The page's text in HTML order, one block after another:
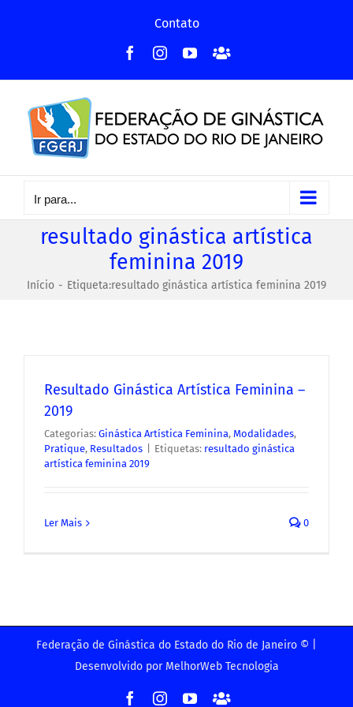
conteúdo
Contato
FacebookInstagram
YouTubeFacebook
Grupo
Ir para...
resultado ginástica artística
feminina 2019
Início Etiqueta:resultado ginástica artística feminina 2019
Resultado Ginástica Artística Feminina –
2019
Categorias: Ginástica Artística Feminina, Modalidades,
Pratique, Resultados Etiquetas: resultado ginástica
artística feminina 2019
Ler Mais 0
Federação de Ginástica do Estado do Rio de Janeiro © |
Desenvolvido por MelhorWeb Tecnologia
FacebookInstagram
YouTubeFacebook